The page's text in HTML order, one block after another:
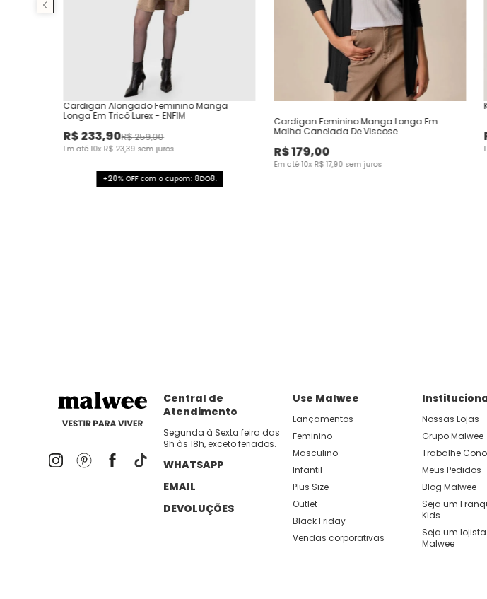
Cardigan Alongado Feminino Manga
Longa Em Tricô Lurex - ENFIM
R$233,90R$259,00
Em até10x R$ 23,39 sem juros
+20% OFF com o cupom: 8DO8.
Cardigan Feminino Manga Longa Em
Malha Canelada De Viscose
R$179,00
Em até10x R$ 17,90 sem juros
Central de
Atendimento
Segunda à Sexta feira das
9h às 18h, exceto feriados.
WHATSAPP
EMAIL
DEVOLUÇÕES
Use Malwee
Lançamentos
Feminino
Masculino
Infantil
Plus Size
Outlet
Black Friday
Vendas corporativas
Nossas Lojas
Grupo Malwee
Trabalhe
Meus Pedidos
Blog Malwee
Seja um
Kids
Seja um
Malwee